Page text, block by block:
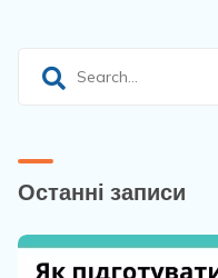
Останні записи